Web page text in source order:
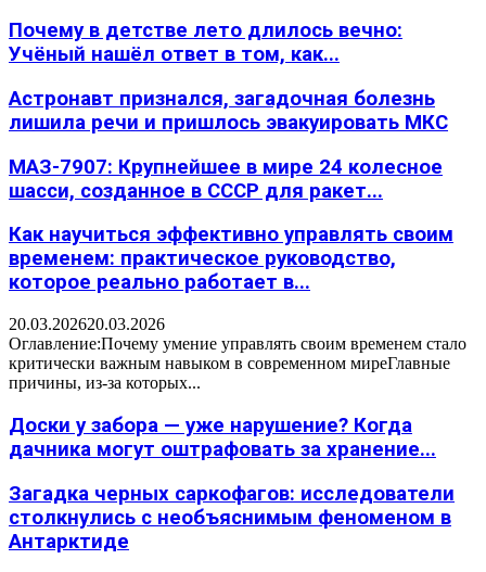
Почему в детстве лето длилось вечно:
Учёный нашёл ответ в том, как...
Астронавт признался, загадочная болезнь
лишила речи и пришлось эвакуировать МКС
МАЗ-7907: Крупнейшее в мире 24 колесное
шасси, созданное в СССР для ракет...
Как научиться эффективно управлять своим
временем: практическое руководство,
которое реально работает в...
20.03.202620.03.2026
Оглавление:Почему умение управлять своим временем стало
критически важным навыком в современном миреГлавные
причины, из-за которых...
Доски у забора — уже нарушение? Когда
дачника могут оштрафовать за хранение...
Загадка черных саркофагов: исследователи
столкнулись с необъяснимым феноменом в
Антарктиде